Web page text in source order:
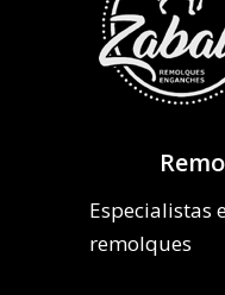
Especialistas
remolques